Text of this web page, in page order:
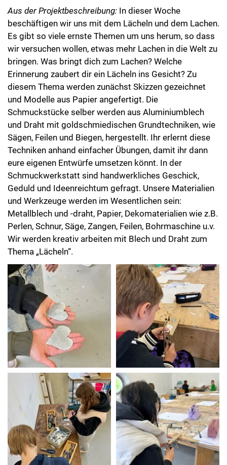
Aus der Projektbeschreibung: In dieser Woche
beschäftigen wir uns mit dem Lächeln und dem Lachen.
Es gibt so viele ernste Themen um uns herum, so dass
wir versuchen wollen, etwas mehr Lachen in die Welt zu
bringen. Was bringt dich zum Lachen? Welche
Erinnerung zaubert dir ein Lächeln ins Gesicht? Zu
diesem Thema werden zunächst Skizzen gezeichnet
und Modelle aus Papier angefertigt. Die
Schmuckstücke selber werden aus Aluminiumblech
und Draht mit goldschmiedischen Grundtechniken, wie
Sägen, Feilen und Biegen, hergestellt. Ihr erlernt diese
Techniken anhand einfacher Übungen, damit ihr dann
eure eigenen Entwürfe umsetzen könnt. In der
Schmuckwerkstatt sind handwerkliches Geschick,
Geduld und Ideenreichtum gefragt. Unsere Materialien
und Werkzeuge werden im Wesentlichen sein:
Metallblech und -draht, Papier, Dekomaterialien wie z.B.
Perlen, Schnur, Säge, Zangen, Feilen, Bohrmaschine u.v.
Wir werden kreativ arbeiten mit Blech und Draht zum
Thema „Lächeln“.